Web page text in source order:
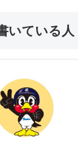
いている人